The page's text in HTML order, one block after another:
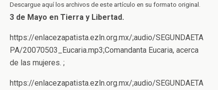
Descargue aquí los archivos de este artículo en su formato original.
3 de Mayo en Tierra y Libertad.
https://enlacezapatista.ezln.org.mx/;audio/SEGUNDAETA
PA/20070503_Eucaria.mp3;Comandanta Eucaria, acerca
de las mujeres. ;
https://enlacezapatista.ezln.org.mx/;audio/SEGUNDAETA